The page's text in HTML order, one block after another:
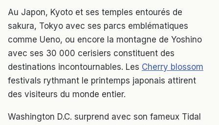
Au Japon, Kyoto et ses temples entourés de
sakura, Tokyo avec ses parcs emblématiques
comme Ueno, ou encore la montagne de Yoshino
avec ses 30 000 cerisiers constituent des
destinations incontournables. Les Cherry blossom
festivals rythmant le printemps japonais attirent
des visiteurs du monde entier.
Washington D.C. surprend avec son fameux Tidal